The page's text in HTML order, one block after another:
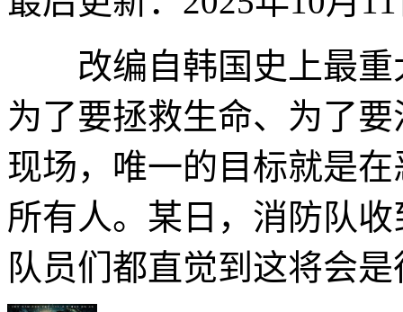
改编自韩国史上最
为了要拯救生命、为了
现场，唯一的目标就是
所有人。某日，消防队
队员们都直觉到这将会